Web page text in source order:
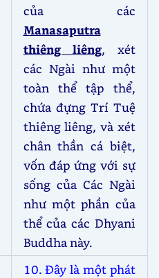
của các
Manasaputra
thiêng liêng, xét
các Ngài như một
toàn thể tập thể,
chứa đựng Trí Tuệ
thiêng liêng, và xét
chân thần cá biệt,
vốn đáp ứng với sự
sống của Các Ngài
như một phần của
thể của các Dhyani
Buddha này.
10. Đây là một phát